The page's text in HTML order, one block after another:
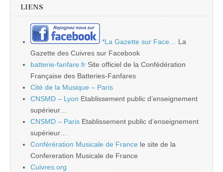
LIENS
*La Gazette sur Face… La
Gazette des Cuivres sur Facebook
batterie-fanfare.fr Site officiel de la Confédération
Française des Batteries-Fanfares
Cité de la Musique – Paris
CNSMD – Lyon Etablissement public d’enseignement
supérieur…
CNSMD – Paris Etablissement public d’enseignement
supérieur…
Conférération Musicale de France le site de la
Confereration Musicale de France
Cuivres.org